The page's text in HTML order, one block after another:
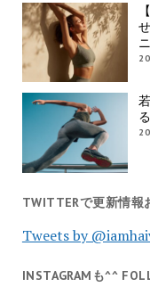
TWITTERで更新情報
Tweets by
INSTAGRAMも^^